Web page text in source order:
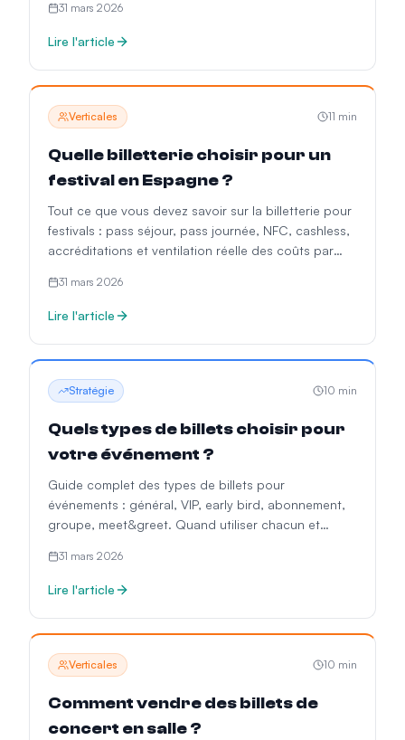
31 mars 2026
Lire l'article
Verticales 11 min
Quelle billetterie choisir pour un
festival en Espagne ?
Tout ce que vous devez savoir sur la billetterie pour
festivals : pass séjour, pass journée, NFC, cashless,
accréditations et ventilation réelle des coûts par
31 mars 2026
Lire l'article
Stratégie 10 min
Quels types de billets choisir pour
votre événement ?
Guide complet des types de billets pour
événements : général, VIP, early bird, abonnement,
groupe, meet&greet. Quand utiliser chacun et
31 mars 2026
Lire l'article
Verticales 10 min
Comment vendre des billets de
concert en salle ?